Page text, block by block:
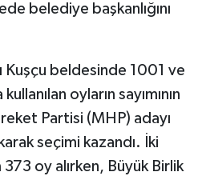
belediye başkanlığını
Kuşçu beldesinde 1001 ve
oyların sayımının
Partisi (MHP) adayı
seçimi kazandı. İki
oy alırken, Büyük Birlik